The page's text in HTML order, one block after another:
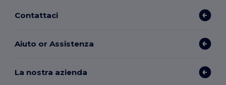
Contattaci
Aiuto or Assistenza
La nostra azienda